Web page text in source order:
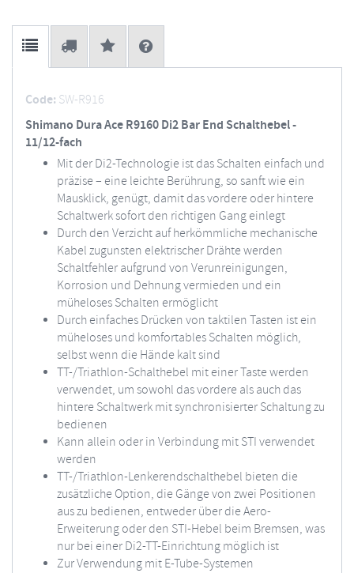
Code: SW-R916
Shimano Dura Ace R9160 Di2 Bar End Schalthebel -
11/12-fach
Mit der Di2-Technologie ist das Schalten einfach und
präzise – eine leichte Berührung, so sanft wie ein
Mausklick, genügt, damit das vordere oder hintere
Schaltwerk sofort den richtigen Gang einlegt
Durch den Verzicht auf herkömmliche mechanische
Kabel zugunsten elektrischer Drähte werden
Schaltfehler aufgrund von Verunreinigungen,
Korrosion und Dehnung vermieden und ein
müheloses Schalten ermöglicht
Durch einfaches Drücken von taktilen Tasten ist ein
müheloses und komfortables Schalten möglich,
selbst wenn die Hände kalt sind
TT-/Triathlon-Schalthebel mit einer Taste werden
verwendet, um sowohl das vordere als auch das
hintere Schaltwerk mit synchronisierter Schaltung zu
bedienen
Kann allein oder in Verbindung mit STI verwendet
werden
TT-/Triathlon-Lenkerendschalthebel bieten die
zusätzliche Option, die Gänge von zwei Positionen
aus zu bedienen, entweder über die Aero-
Erweiterung oder den STI-Hebel beim Bremsen, was
nur bei einer Di2-TT-Einrichtung möglich ist
Zur Verwendung mit E-Tube-Systemen